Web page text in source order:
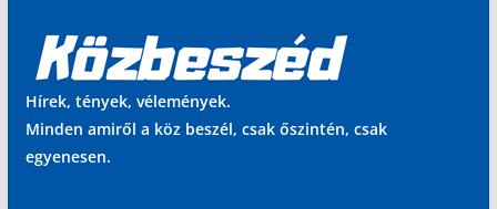
Hírek, tények, vélemények.
Minden amiről a köz beszél, csak őszintén, csak
egyenesen.